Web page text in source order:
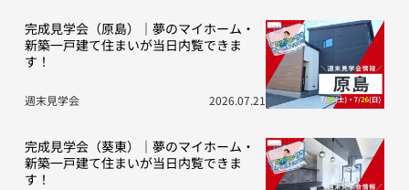
完成見学会（原島）｜夢のマイホーム・
新築一戸建て住まいが当日内覧できま
す！
週末見学会 2026.07.21
完成見学会（葵東）｜夢のマイホーム・
新築一戸建て住まいが当日内覧できま
す！